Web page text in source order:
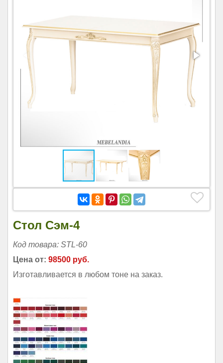
Стол Сэм-4
Код товара: STL-60
Цена от: 98500 руб.
Изготавливается в любом тоне на заказ.